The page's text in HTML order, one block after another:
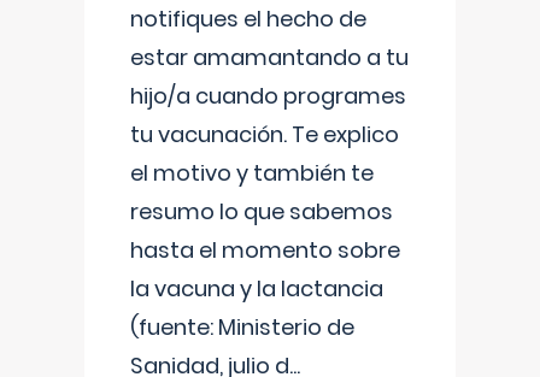
notifiques el hecho de
estar amamantando a tu
hijo/a cuando programes
tu vacunación. Te explico
el motivo y también te
resumo lo que sabemos
hasta el momento sobre
la vacuna y la lactancia
(fuente: Ministerio de
Sanidad, julio d...